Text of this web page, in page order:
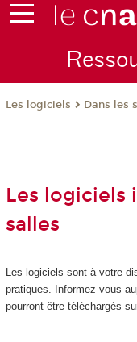
Les logiciels Dans les
Les logiciels
salles
Les logiciels sont à votre
pratiques. Informez vous
pourront être téléchargés